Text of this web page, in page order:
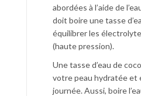
abordées à l’aide de
doit boire une tasse
équilibrer les
(haute pression).
Une tasse d’eau de
votre peau hydratée et
journée. Aussi, boire